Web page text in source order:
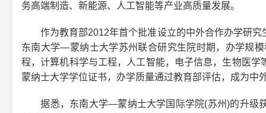
务高端制造、新能源、人工智能等产业高质量发展。
作为教育部2012年首个批准设立的中外合作办学研究
东南大学—蒙纳士大学苏州联合研究生院时期，办学规
程，计算机科学与工程，人工智能，电子信息，生物医
蒙纳士大学学位证书，办学质量通过教育部评估，成为中
据悉，东南大学—蒙纳士大学国际学院(苏州)的升级